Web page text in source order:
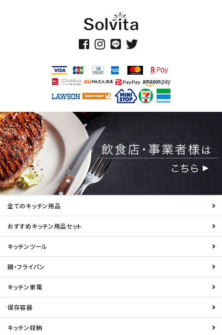
全てのキッチン用品
おすすめキッチン用品セット
キッチンツール
鍋・フライパン
キッチン家電
保存容器
キッチン収納